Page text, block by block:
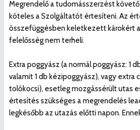
Megrendelő a tudomásszerzést
köteles a Szolgáltatót értesíteni. Az
összefüggésben keletkezett károkért
felelősség nem terheli.
Extra poggyász (a normál poggyász: 1
valamit 1 db kézipoggyász), vagy extra
tolókocsi), esetleg mozgássérült utas
értesítés szükséges a megrendelés
legkésőbb az utazás előtti napon.